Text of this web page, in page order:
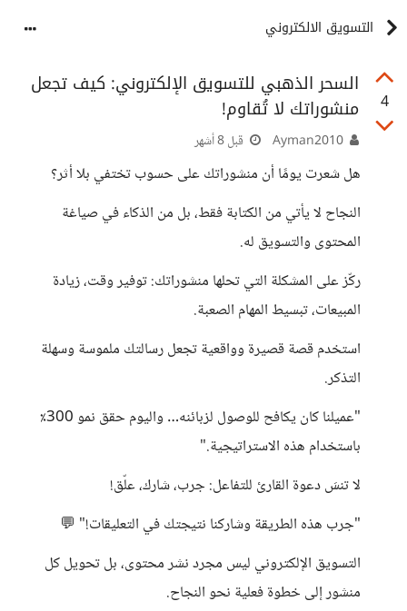
التسويق الالكتروني
4
السحر الذهبي للتسويق الإلكتروني: كيف تجعل
منشوراتك لا تُقاوم!
قبل 8 أشهر
هل شعرت يومًا أن منشوراتك على حسوب تختفي بلا أثر؟
النجاح لا يأتي من الكتابة فقط، بل من الذكاء في صياغة
المحتوى والتسويق له.
ركّز على المشكلة التي تحلها منشوراتك: توفير وقت، زيادة
المبيعات، تبسيط المهام الصعبة.
استخدم قصة قصيرة وواقعية تجعل رسالتك ملموسة وسهلة
التذكر.
"عميلنا كان يكافح للوصول لزبائنه… واليوم حقق نمو 300٪
باستخدام هذه الاستراتيجية."
لا تنسَ دعوة القارئ للتفاعل: جرب، شارك، علّق!
"جرب هذه الطريقة وشاركنا نتيجتك في التعليقات!" 💬
التسويق الإلكتروني ليس مجرد نشر محتوى، بل تحويل كل
منشور إلى خطوة فعلية نحو النجاح.